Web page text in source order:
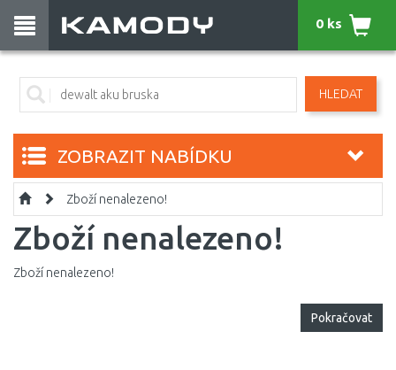
HLEDAT
0 ks
ZOBRAZIT NABÍDKU
Zboží nenalezeno!
Zboží nenalezeno!
Zboží nenalezeno!
Pokračovat